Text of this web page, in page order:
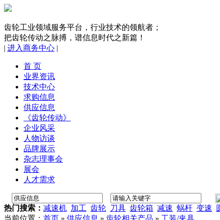
齿轮工业领域服务平台，行业技术的领航者；
把齿轮传动之脉搏，谱信息时代之新篇！
| 进入商务中心 |
首 页
业界资讯
技术中心
求购信息
供应信息
《齿轮传动》
企业风采
人物访谈
品牌展示
杂志理事会
展会
人才需求
热门搜索： 减速机 加工 齿轮 刀具 齿轮箱 减速 蜗杆 变速
当前位置： 首页 » 供应信息 » 齿轮相关产品 » 工装/夹具